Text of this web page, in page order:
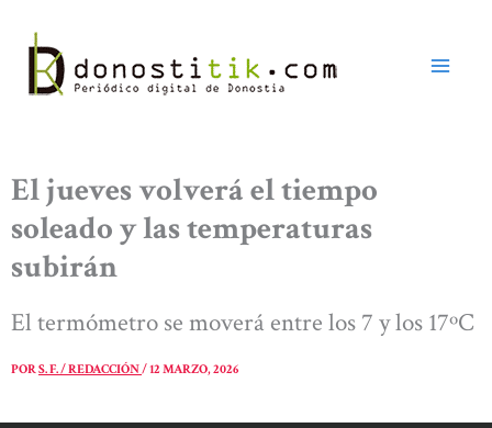
contenido
El jueves volverá el tiempo
soleado y las temperaturas
subirán
El termómetro se moverá entre los 7 y los 17ºC
PORS. F. / REDACCIÓN/12 MARZO, 2026